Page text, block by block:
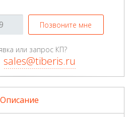
Позвоните мне
или запрос КП?
sales@tiberis.ru
Описание